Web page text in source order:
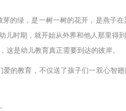
的绿，是一树一树的花开，是燕子
时期，就开始从外界和他人那里得
这是幼儿教育真正需要到达的彼岸。
的教育，不仅送了孩子们一双心